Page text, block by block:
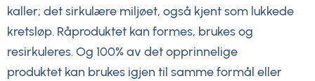
kaller; det sirkulære miljøet, også kjent som lukkede
kretsløp. Råproduktet kan formes, brukes og
resirkuleres. Og 100% av det opprinnelige
produktet kan brukes igjen til samme formål eller